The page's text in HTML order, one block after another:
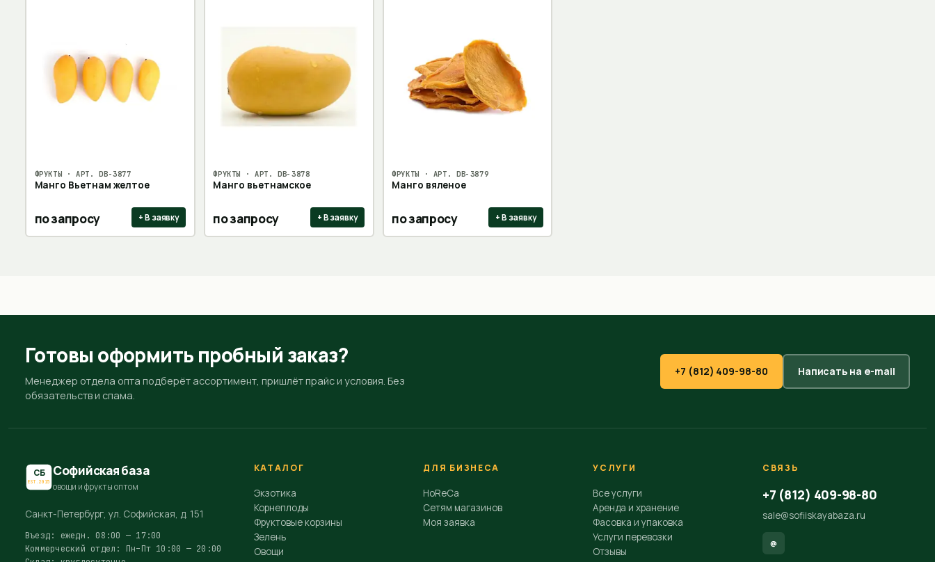
ФРУКТЫ · АРТ.DB-3877
Манго Вьетнам желтое
по запросу + В заявку
ФРУКТЫ · АРТ.DB-3878
Манго вьетнамское
по запросу + В заявку
ФРУКТЫ · АРТ. DB-3879
Манго вяленое
по запросу + В заявку
Готовы оформить пробный заказ?
Менеджер отдела опта подберёт ассортимент, пришлёт прайс и условия. Без
обязательств и спама.
+7 (812) 409-98-80 Написать на e-mail
СБ
EST.2015
Софийская база
овощи и фрукты оптом
Санкт-Петербург, ул. Софийская, д. 151
Въезд: ежедн. 08:00 — 17:00
Коммерческий отдел: Пн–Пт 10:00 — 20:00
КАТАЛОГ
Экзотика
Корнеплоды
Фруктовые корзины
Зелень
Овощи
ДЛЯ БИЗНЕСА
HoReCa
Сетям магазинов
Моя заявка
УСЛУГИ
Все услуги
Аренда и хранение
Фасовка и упаковка
Услуги перевозки
Отзывы
СВЯЗЬ
+7 (812) 409-98-80
sale@sofiiskayabaza.ru
@